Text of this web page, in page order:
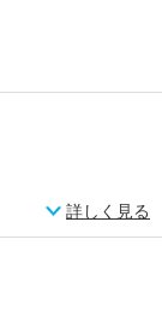
詳しく見る